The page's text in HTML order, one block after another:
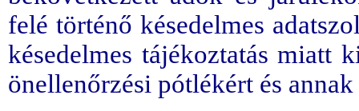
felé történő késedelmes
késedelmes tájékoztatás miatt
önellenőrzési pótlékért és